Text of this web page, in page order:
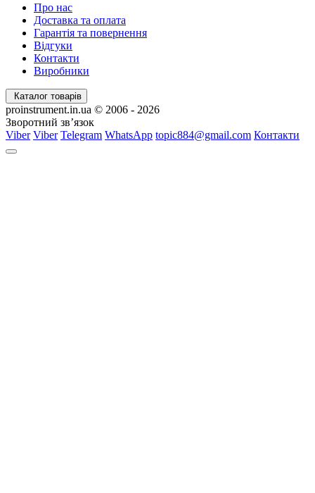
Про нас
Доставка та оплата
Гарантія та повернення
Відгуки
Контакти
Виробники
Каталог товарів
proinstrument.in.ua © 2006 - 2026
Зворотний зв’язок
Viber Viber Telegram WhatsApp topic884@gmail.com Контакти